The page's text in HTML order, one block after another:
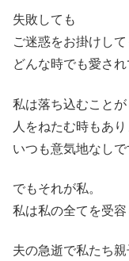
失敗しても
ご迷惑をお掛けして
どんな時でも愛され
私は落ち込むことが
人をねたむ時もあり
いつも意気地なしで
でもそれが私。
私は私の全てを受容
夫の急逝で私たち